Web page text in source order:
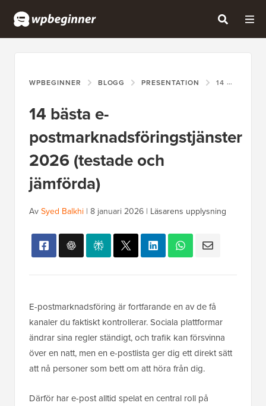
WPBEGINNER BLOGG PRESENTATION 14 BÄSTA E-POSTMARKNADSFÖRINGSTJÄNSTER 2026 (TESTADE OCH JÄMFÖRDA)
14 bästa e-
postmarknadsföringstjänster
2026 (testade och
jämförda)
AvSyed Balkhi | 8 januari 2026 | Läsarens upplysning
E-postmarknadsföring är fortfarande en av de få
kanaler du faktiskt kontrollerar. Sociala plattformar
ändrar sina regler ständigt, och trafik kan försvinna
över en natt, men en e-postlista ger dig ett direkt sätt
att nå personer som bett om att höra från dig.
Därför har e-post alltid spelat en central roll på